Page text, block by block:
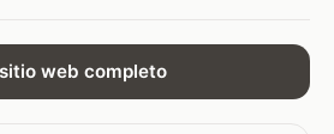
web completo